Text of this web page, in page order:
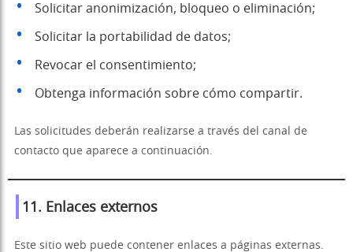
Solicitar anonimización, bloqueo o eliminación;
Solicitar la portabilidad de datos;
Revocar el consentimiento;
Obtenga información sobre cómo compartir.
Las solicitudes deberán realizarse a través del canal de
contacto que aparece a continuación.
11. Enlaces externos
Este sitio web puede contener enlaces a páginas externas.